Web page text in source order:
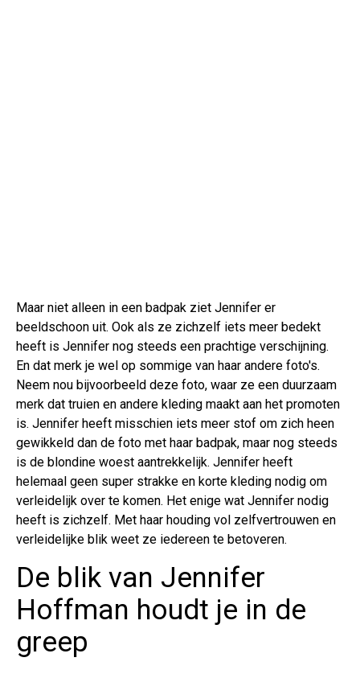
Maar niet alleen in een badpak ziet Jennifer er
beeldschoon uit. Ook als ze zichzelf iets meer bedekt
heeft is Jennifer nog steeds een prachtige verschijning.
En dat merk je wel op sommige van haar andere foto's.
Neem nou bijvoorbeeld deze foto, waar ze een duurzaam
merk dat truien en andere kleding maakt aan het promoten
is. Jennifer heeft misschien iets meer stof om zich heen
gewikkeld dan de foto met haar badpak, maar nog steeds
is de blondine woest aantrekkelijk. Jennifer heeft
helemaal geen super strakke en korte kleding nodig om
verleidelijk over te komen. Het enige wat Jennifer nodig
heeft is zichzelf. Met haar houding vol zelfvertrouwen en
verleidelijke blik weet ze iedereen te betoveren.
De blik van Jennifer
Hoffman houdt je in de
greep